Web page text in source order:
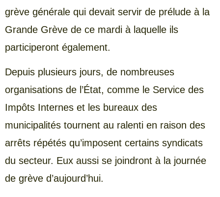
grève générale qui devait servir de prélude à la
Grande Grève de ce mardi à laquelle ils
participeront également.
Depuis plusieurs jours, de nombreuses
organisations de l’État, comme le Service des
Impôts Internes et les bureaux des
municipalités tournent au ralenti en raison des
arrêts répétés qu’imposent certains syndicats
du secteur. Eux aussi se joindront à la journée
de grève d’aujourd’hui.